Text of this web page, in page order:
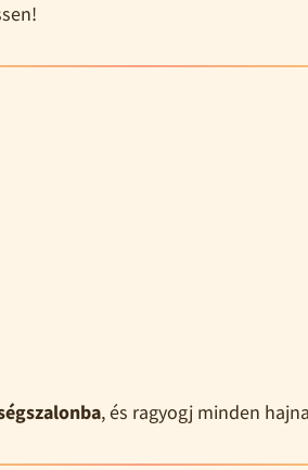
, és ragyogj minden